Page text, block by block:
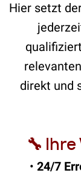
Hier setzt
direkt und
🔧
• 24/7